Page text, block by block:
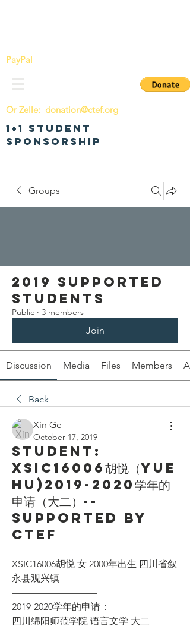
PayPal
Or Zelle: donation@ctef.org
1+1 Student
Sponsorship
Groups
2019 Supported
Students
Public · 3 members
Join
Discussion Media Files Members
Back
Xin Ge
October 17, 2019
Student:
XSIC16006胡悦（Yue
Hu)2019-2020学年的
申请（大二）--
Supported by
CTEF
XSIC16006胡悦 女 2000年出生 四川省叙
永县观兴镇
—————————
2019-2020学年的申请：
四川绵阳师范学院 语言文学 大二